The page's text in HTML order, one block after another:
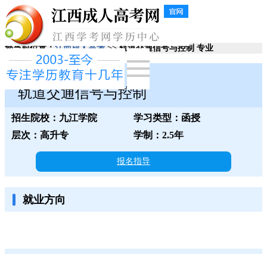
您当前位置： 江西成人高考 >> 轨道交通信号与控制 专业
九江学院
轨道交通信号与控制
招生院校：九江学院
学习类型：函授
层次：高升专
学制：2.5年
报名指导
就业方向